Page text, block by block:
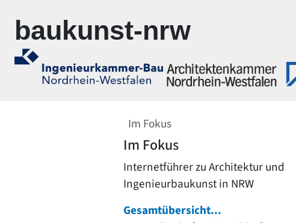
baukunst-nrw
Im Fokus
Im Fokus
Internetführer zu Architektur und
Ingenieurbaukunst in NRW
Gesamtübersicht...